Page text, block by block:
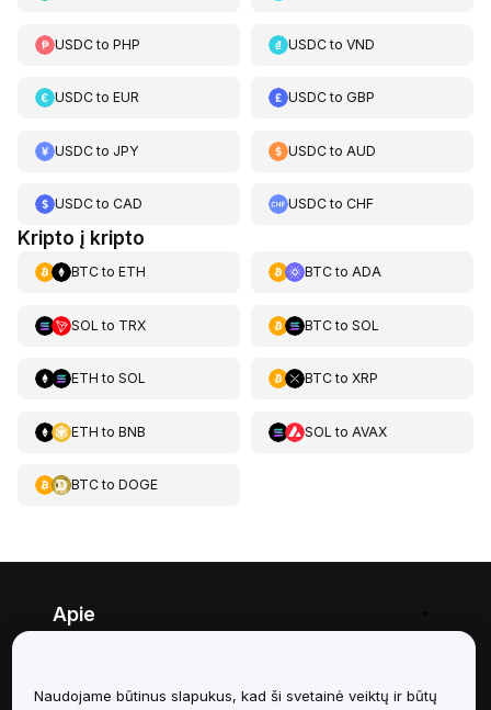
USDCto PHP USDCtoVND
USDCto EUR USDCtoGBP
USDCto JPY USDCto AUD
USDCto CAD USDCtoCHF
Kripto į kripto
BTCto ETH BTCto ADA
SOL to TRX BTCto SOL
ETH to SOL BTCto XRP
ETH to BNB SOL to AVAX
BTCto DOGE
Apie
Naudojame būtinus slapukus, kad ši svetainė veiktų ir būtų